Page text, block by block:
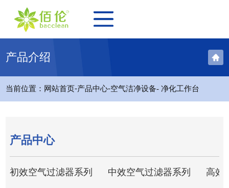
产品介绍
当前位置： 网站首页-产品中心-空气洁净设备- 净化工作台
产品中心
初效空气过滤器系列 中效空气过滤器系列 高效